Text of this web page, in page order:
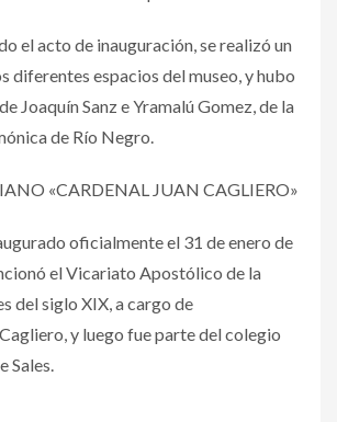
el acto de inauguración, se realizó un
diferentes espacios del museo, y hubo
Joaquín Sanz e Yramalú Gomez, de la
de Río Negro.
«CARDENAL JUAN CAGLIERO»
oficialmente el 31 de enero de
el Vicariato Apostólico de la
del siglo XIX, a cargo de
y luego fue parte del colegio
Sales.